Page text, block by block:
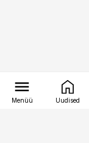
Menüü Uudised